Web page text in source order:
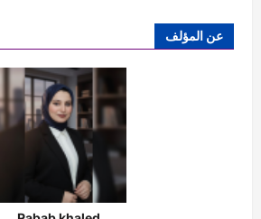
عن المؤلف